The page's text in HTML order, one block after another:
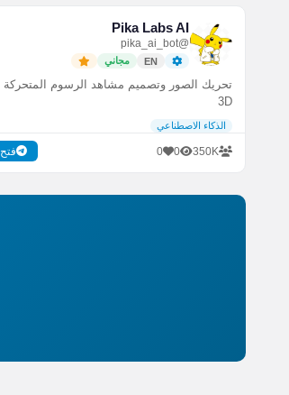
Pika Labs AI
@pika_ai_bot
EN مجاني
تحريك الصور وتصميم مشاهد الرسوم المتحركة
3D
الذكاء الاصطناعي
350K
0
0 فتح